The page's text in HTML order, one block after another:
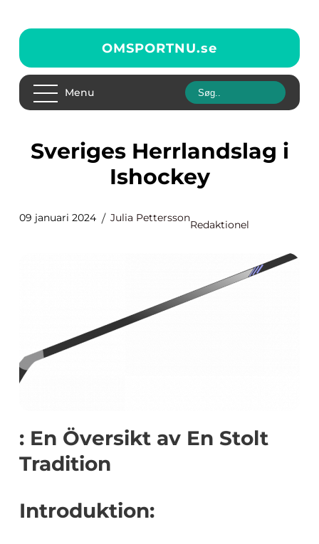
OMSPORTNU.se
Menu
Sveriges Herrlandslag i
Ishockey
09 januari 2024 Julia Pettersson
Redaktionel
: En Översikt av En Stolt
Tradition
Introduktion: